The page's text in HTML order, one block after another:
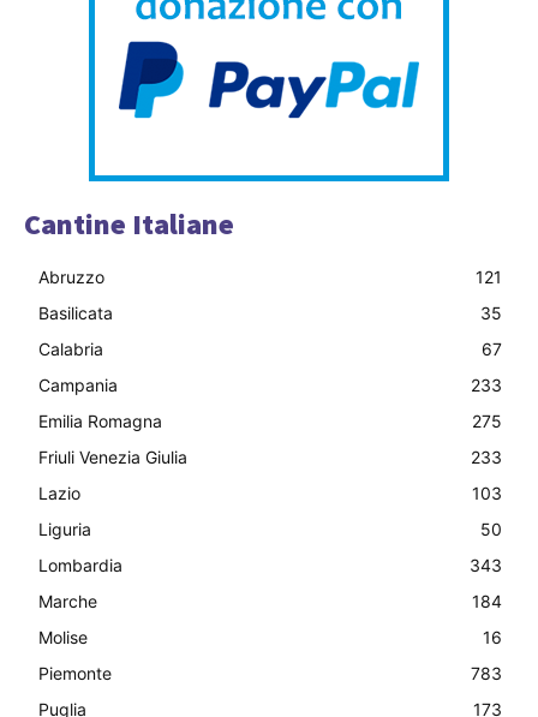
Cantine Italiane
Abruzzo
121
Basilicata
35
Calabria
67
Campania
233
Emilia Romagna
275
Friuli Venezia Giulia
233
Lazio
103
Liguria
50
Lombardia
343
Marche
184
Molise
16
Piemonte
783
Puglia
173